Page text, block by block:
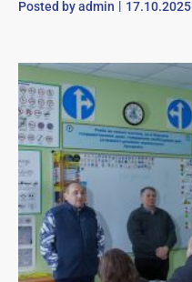
Posted byadmin 17.10.2025